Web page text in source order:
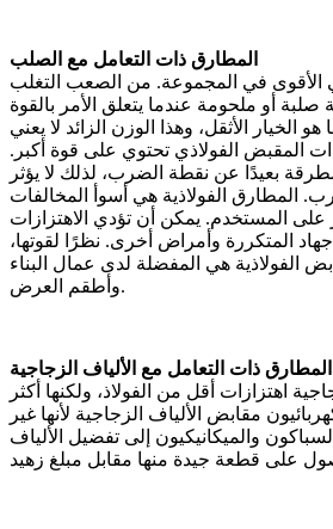
المطارق ذات التعامل مع الصلب
الأقوى في المجموعة. من الصعب التغلب
أو ملحومة عندما يتعلق الأمر بالقوة
هو الخيار الأثقل، وهذا الوزن الزائد لا يعني
المقبض الفولاذي تحتوي على قوة أكبر.
بعيدًا عن نقطة الضرب، لذلك لا يؤثر
المطارق الفولاذية هي أسوأ المخالفات
على المستخدم. يمكن أن تؤدي الاهتزازات
المتكررة وأمراض أخرى. نظرًا لقوتها،
الفولاذية هي المفضلة لدى عمال البناء
وأطقم العرض.
المطارق ذات التعامل مع الألياف الزجاجية
اهتزازات أقل من الفولاذ، ولكنها أكثر
مقابض الألياف الزجاجية لأنها غير
والميكانيكيون إلى تفضيل الألياف